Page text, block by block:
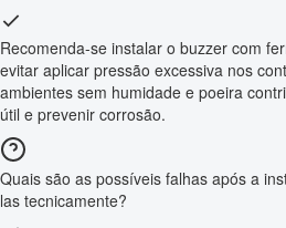
Recomenda-se instalar o buzzer com
evitar aplicar pressão excessiva nos
ambientes sem humidade e poeira
útil e prevenir corrosão.
Quais são as possíveis falhas após a
las tecnicamente?